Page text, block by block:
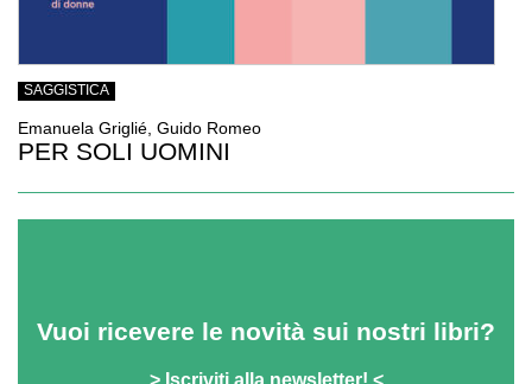
SAGGISTICA
Emanuela Griglié, Guido Romeo
PER SOLI UOMINI
Vuoi ricevere le novità sui nostri libri?